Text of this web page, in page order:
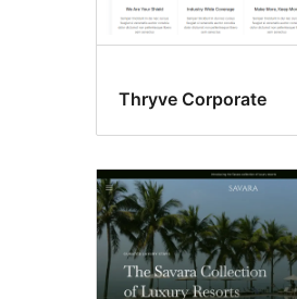
Thryve Corporate